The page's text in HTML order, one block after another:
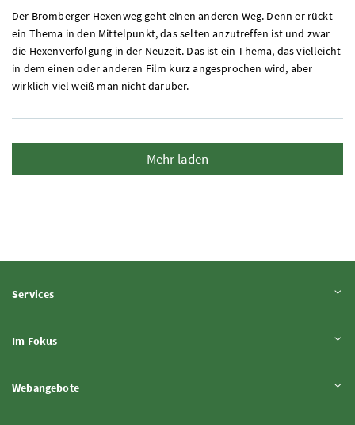
Der Bromberger Hexenweg geht einen anderen Weg. Denn er rückt
ein Thema in den Mittelpunkt, das selten anzutreffen ist und zwar
die Hexenverfolgung in der Neuzeit. Das ist ein Thema, das vielleicht
in dem einen oder anderen Film kurz angesprochen wird, aber
wirklich viel weiß man nicht darüber.
Mehr laden
ServicesInhalt aufklappen
Im FokusInhalt aufklappen
WebangeboteInhalt aufklappen